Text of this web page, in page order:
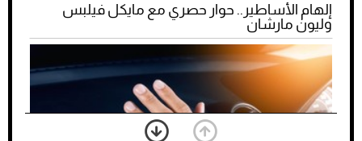
إلهام الأساطير.. حوار حصري مع مايكل فيلبس
وليون مارشان